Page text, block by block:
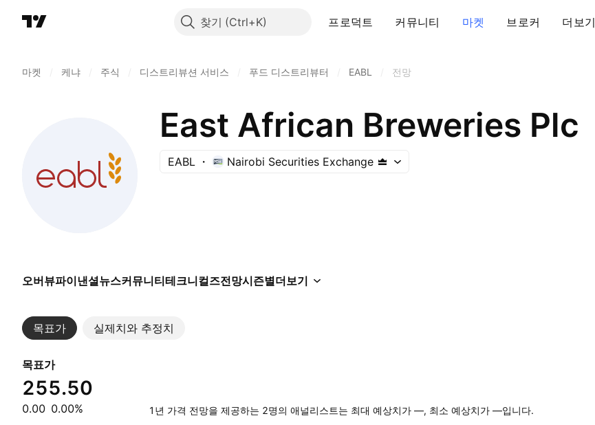
찾기 프로덕트 커뮤니티 마켓 브로커 더보기
마켓 케냐 주식 디스트리뷰션 서비스 푸드 디스트리뷰터 EABL 전망
East African Breweries Plc
EABL Nairobi Securities Exchange
오버뷰파이낸셜뉴스커뮤니티테크니컬즈전망시즌별더보기
목표가 실제치와 추정치
목표가
255.50
0.00 0.00% 1년 가격 전망을 제공하는 2명의 애널리스트는 최대 예상치가 —, 최소 예상치가 —입니다.